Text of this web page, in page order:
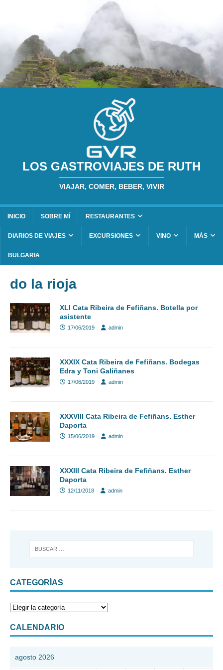
LOS GASTROVIAJES DE RUTH
VIAJAR, COMER, BEBER, VIVIR
INICIO SOBRE MÍ RESTAURANTES
DIARIOS DE VIAJES EXCURSIONES VINO MÁS
BULGARIA
do la rioja
XLI Cata Ribeira de Fefiñans. Botella por
asistente
17/06/2019 admin
XXXIX Cata Ribeira de Fefiñans. Bodegas
Edra y Toni Galiñanes
17/06/2019 admin
XXXVIII Cata Ribeira de Fefiñans. Esther
Daporta
15/06/2019 admin
XXXIII Cata Ribeira de Fefiñans. Esther
Daporta
12/11/2018 admin
CATEGORÍAS
CALENDARIO
agosto 2026